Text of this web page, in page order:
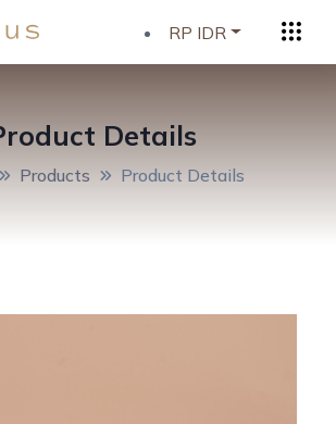
RP IDR
Details
Products Product Details